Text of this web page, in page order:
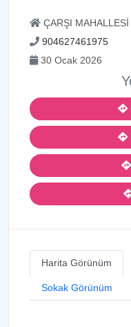
ÇARŞI
904627461975
30 Ocak 2026
Harita Görünüm
Sokak Görünüm